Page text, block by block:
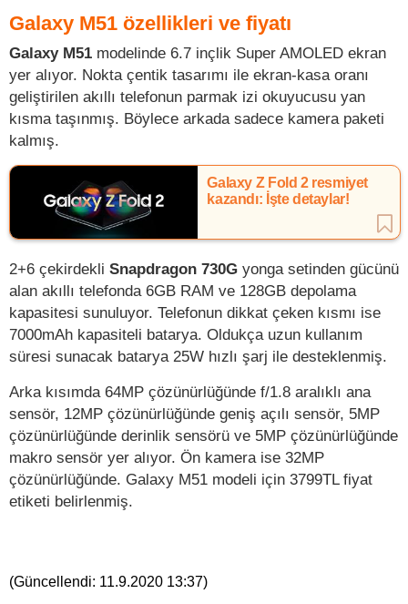
Galaxy M51 özellikleri ve fiyatı
Galaxy M51 modelinde 6.7 inçlik Super AMOLED ekran
yer alıyor. Nokta çentik tasarımı ile ekran-kasa oranı
geliştirilen akıllı telefonun parmak izi okuyucusu yan
kısma taşınmış. Böylece arkada sadece kamera paketi
kalmış.
Galaxy Z Fold 2 resmiyet
kazandı: İşte detaylar!
2+6 çekirdekli Snapdragon 730G yonga setinden gücünü
alan akıllı telefonda 6GB RAM ve 128GB depolama
kapasitesi sunuluyor. Telefonun dikkat çeken kısmı ise
7000mAh kapasiteli batarya. Oldukça uzun kullanım
süresi sunacak batarya 25W hızlı şarj ile desteklenmiş.
Arka kısımda 64MP çözünürlüğünde f/1.8 aralıklı ana
sensör, 12MP çözünürlüğünde geniş açılı sensör, 5MP
çözünürlüğünde derinlik sensörü ve 5MP çözünürlüğünde
makro sensör yer alıyor. Ön kamera ise 32MP
çözünürlüğünde. Galaxy M51 modeli için 3799TL fiyat
etiketi belirlenmiş.
(Güncellendi: 11.9.2020 13:37)